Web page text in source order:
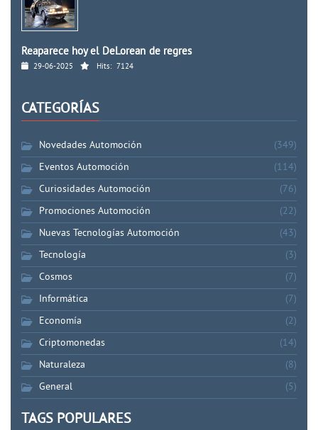
Reaparece hoy el DeLorean de regres
29-06-2025 Hits: 7124
CATEGORÍAS
Novedades Automoción
(349)
Eventos Automoción
(114)
Curiosidades Automoción
(76)
Promociones Automoción
(22)
Nuevas Tecnologías Automoción
(43)
Tecnología
(3)
Cosmos
(7)
Informática
(7)
Economía
(2)
Criptomonedas
(14)
Naturaleza
(8)
General
(5)
TAGS POPULARES